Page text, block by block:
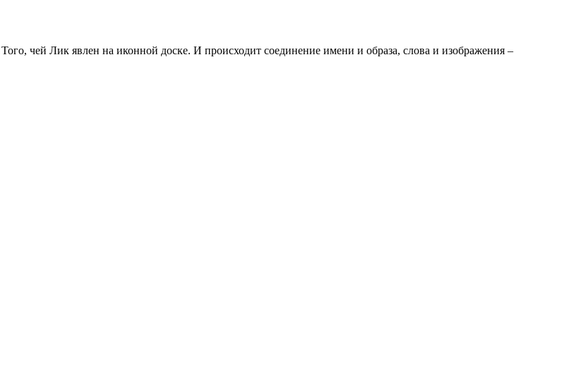
чей Лик явлен на иконной доске. И происходит соединение имени и образа, слова и изображения –